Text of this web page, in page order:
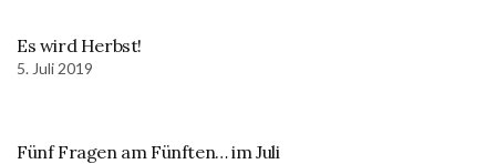
Es wird Herbst!
5. Juli 2019
Fünf Fragen am Fünften… im Juli